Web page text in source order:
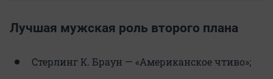
Лучшая мужская роль второго плана
Стерлинг К. Браун — «Американское чтиво»;